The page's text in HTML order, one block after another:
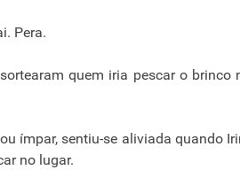
Pera.
quem iria pescar o
ímpar, sentiu-se aliviada quando
no lugar.